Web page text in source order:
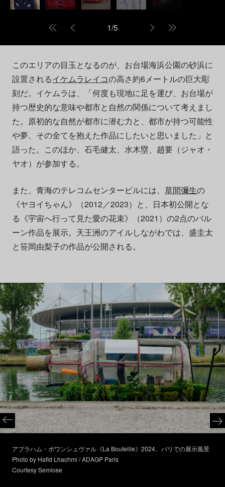
1/5
このエリアの目玉となるのが、お台場海浜公園の砂浜に
設置されるイケムラレイコの高さ約6メートルの巨大彫
刻だ。イケムラは、「何度も現地に足を運び、お台場が
持つ歴史的な意味や都市と自然の関係について考えまし
た。原初的な自然が都市に潜む力と、都市が持つ可能性
や夢、その全てを抱えた作品にしたいと思いました」と
語った。このほか、石毛健太、水木塁、趙要（ジャオ・
ヤオ）が参加する。
また、青海のテレコムセンタービルには、 草間彌生の
《ヤヨイちゃん》（2012／2023）と、日本初公開とな
る《宇宙へ行って見た愛の花束》（2021）の2点のバル
ーン作品を展示。天王洲のアイルしながわでは、盛圭太
と笹岡由梨子の作品が公開される。
アブラハム・ポワンシュヴァル《La Bouteille》2024、パリでの展示風景
Photo by Hafid Lhachmi / ADAGP Paris
Courtesy Semiose